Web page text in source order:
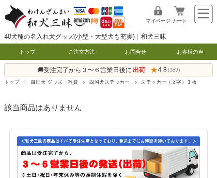
40犬種の名入れ犬グッズ(小型・大型犬も充実)｜和犬三昧
マイページ カート
トップ ご注文方法 お問合せ お客様の声
🚚受注完了から３〜６営業日後に 出荷 | ★4.8 (359)
トップ 四国犬 グッズ・雑貨 四国犬ステッカー ステッカー（文字）３枚
該当商品はありません